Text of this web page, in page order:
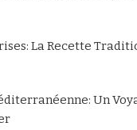
La Recette
Un